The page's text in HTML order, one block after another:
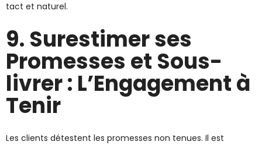
tact et naturel.
9. Surestimer ses
Promesses et Sous-
livrer : L’Engagement à
Tenir
Les clients détestent les promesses non tenues. Il est